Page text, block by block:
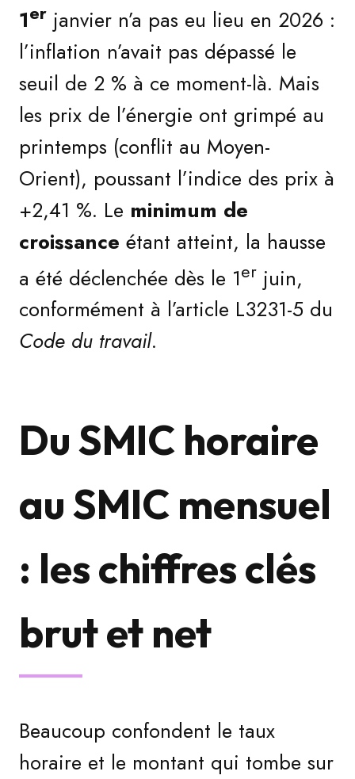
1er janvier n’a pas eu lieu en 2026 :
l’inflation n’avait pas dépassé le
seuil de 2 % à ce moment-là. Mais
les prix de l’énergie ont grimpé au
printemps (conflit au Moyen-
Orient), poussant l’indice des prix à
+2,41 %. Le minimum de
croissance étant atteint, la hausse
a été déclenchée dès le 1er juin,
conformément à l’article L3231-5 du
Code du travail.
Du SMIC horaire
au SMIC mensuel
: les chiffres clés
brut et net
Beaucoup confondent le taux
horaire et le montant qui tombe sur